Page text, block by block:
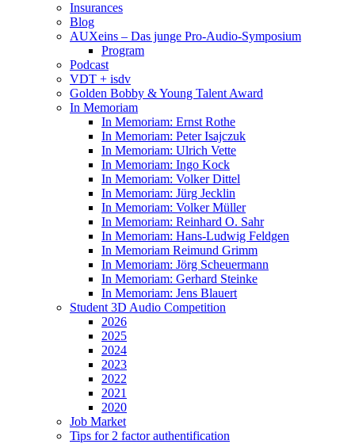
Insurances
Blog
AUXeins – Das junge Pro-Audio-Symposium
Program
Podcast
VDT + isdv
Golden Bobby & Young Talent Award
In Memoriam
In Memoriam: Ernst Rothe
In Memoriam: Peter Isajczuk
In Memoriam: Ulrich Vette
In Memoriam: Ingo Kock
In Memoriam: Volker Dittel
In Memoriam: Jürg Jecklin
In Memoriam: Volker Müller
In Memoriam: Reinhard O. Sahr
In Memoriam: Hans-Ludwig Feldgen
In Memoriam Reimund Grimm
In Memoriam: Jörg Scheuermann
In Memoriam: Gerhard Steinke
In Memoriam: Jens Blauert
Student 3D Audio Competition
2026
2025
2024
2023
2022
2021
2020
Job Market
Tips for 2 factor authentification